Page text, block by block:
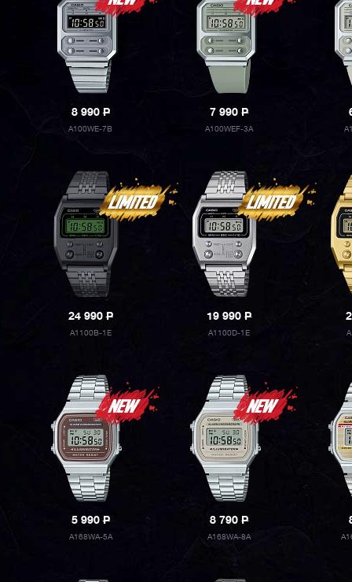
8 990P
A100WE-7B
7 990P
A100WEF-3A
24 990P
A1100B-1E
19 990P
A1100D-1E
5 990P
A168WA-5A
8 790P
A168WA-8A